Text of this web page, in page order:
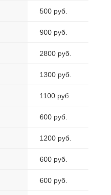
500 руб.
900 руб.
2800 руб.
1300 руб.
1100 руб.
600 руб.
1200 руб.
600 руб.
600 руб.